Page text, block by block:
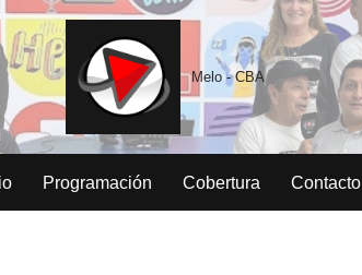
Melo - CBA
Programación Cobertura Contacto